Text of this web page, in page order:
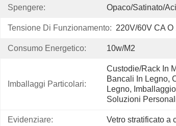
Spengere: Opaco/Satinato/
Tensione Di Funzionamento: 220V/60V CA
Consumo Energetico: 10w/m2
Imballaggi Particolari:
Custodie/rack In
Bancali In Legno,
Legno,
Soluzioni
Evidenziare: Vetro stratificato a